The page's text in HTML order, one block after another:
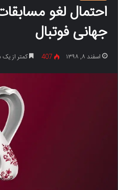
احتمال لغو
جهانی فوتبال
اسفند ۸, ۱۳۹۸ 407 کمتر از یک